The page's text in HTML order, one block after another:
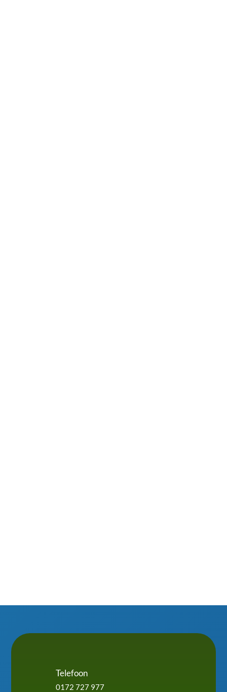
Telefoon
0172 727 977